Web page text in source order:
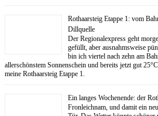
Rothaarsteig Etappe 1: vom
Dillquelle
Der Regionalexpress geht
gefüllt, aber ausnahmsweise
bin ich viertel nach zehn am
allerschönstem Sonnenschein und bereits jetzt gut
meine Rothaarsteig Etappe 1.
Ein langes Wochenende: der
Fronleichnam, und damit ein